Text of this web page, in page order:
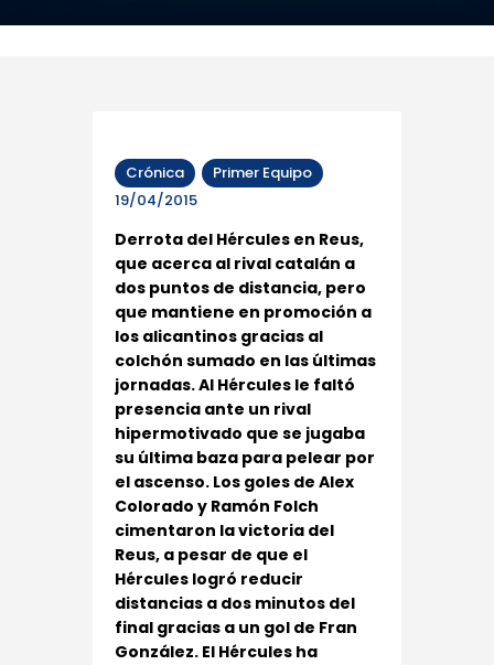
Crónica
Primer Equipo
19/04/2015
Derrota del Hércules en Reus,
que acerca al rival catalán a
dos puntos de distancia, pero
que mantiene en promoción a
los alicantinos gracias al
colchón sumado en las últimas
jornadas. Al Hércules le faltó
presencia ante un rival
hipermotivado que se jugaba
su última baza para pelear por
el ascenso. Los goles de Alex
Colorado y Ramón Folch
cimentaron la victoria del
Reus, a pesar de que el
Hércules logró reducir
distancias a dos minutos del
final gracias a un gol de Fran
González. El Hércules ha